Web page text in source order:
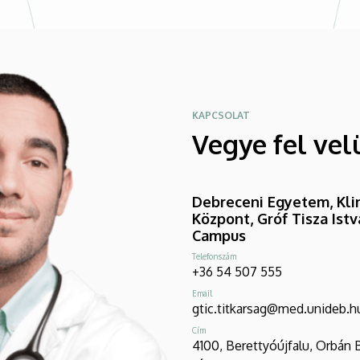
KAPCSOLAT
Vegye fel
Debreceni Egyetem,
Központ, Gróf Tisza
Campus
Telefonszám
+36 54 507 555
Email
Cím
4100, Berettyóújfalu, Orbán